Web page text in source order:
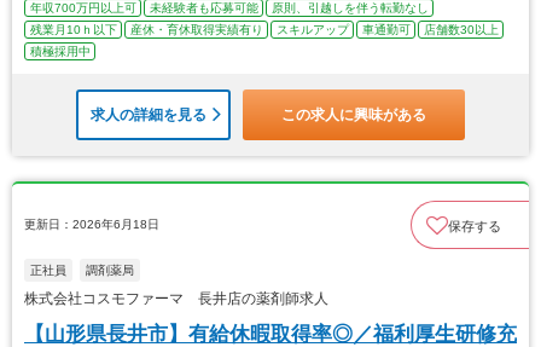
年収700万円以上可 未経験者も応募可能
原則、引越しを伴う転勤なし
残業月10ｈ以下
産休・育休取得実績有り スキルアップ 車通勤可
店舗数30以上
積極採用中
求人の詳細を見る この求人に興味がある
更新日：2026年6月18日 保存する
正社員 調剤薬局
株式会社コスモファーマ 長井店の薬剤師求人
【山形県長井市】有給休暇取得率◎／福利厚生研修充